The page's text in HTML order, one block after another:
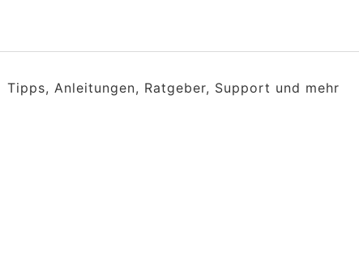
Tipps, Anleitungen, Ratgeber, Support und mehr